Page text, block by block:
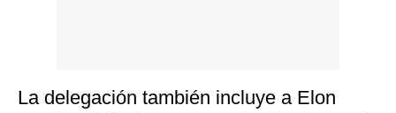
La delegación también incluye a Elon